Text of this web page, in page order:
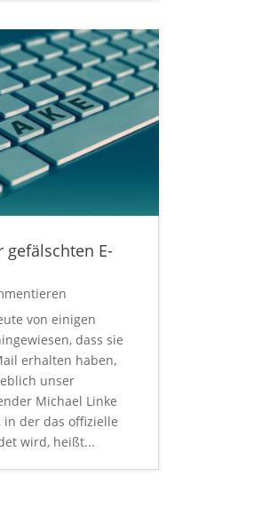
gefälschten E-
von einigen
dass sie
erhalten haben,
unser
Michael Linke
der das offizielle
wird, heißt...